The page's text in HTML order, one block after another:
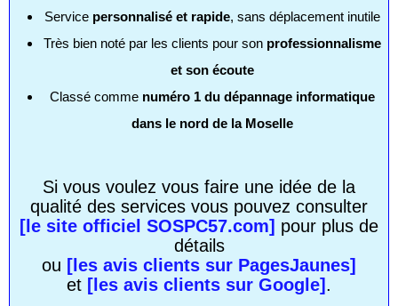
Service personnalisé et rapide, sans déplacement inutile
Très bien noté par les clients pour son professionnalisme
et son écoute
Classé comme numéro 1 du dépannage informatique
dans le nord de la Moselle
Si vous voulez vous faire une idée de la
qualité des services vous pouvez consulter
[le site officiel SOSPC57.com] pour plus de
détails
ou [les avis clients sur PagesJaunes]
et [les avis clients sur Google] .